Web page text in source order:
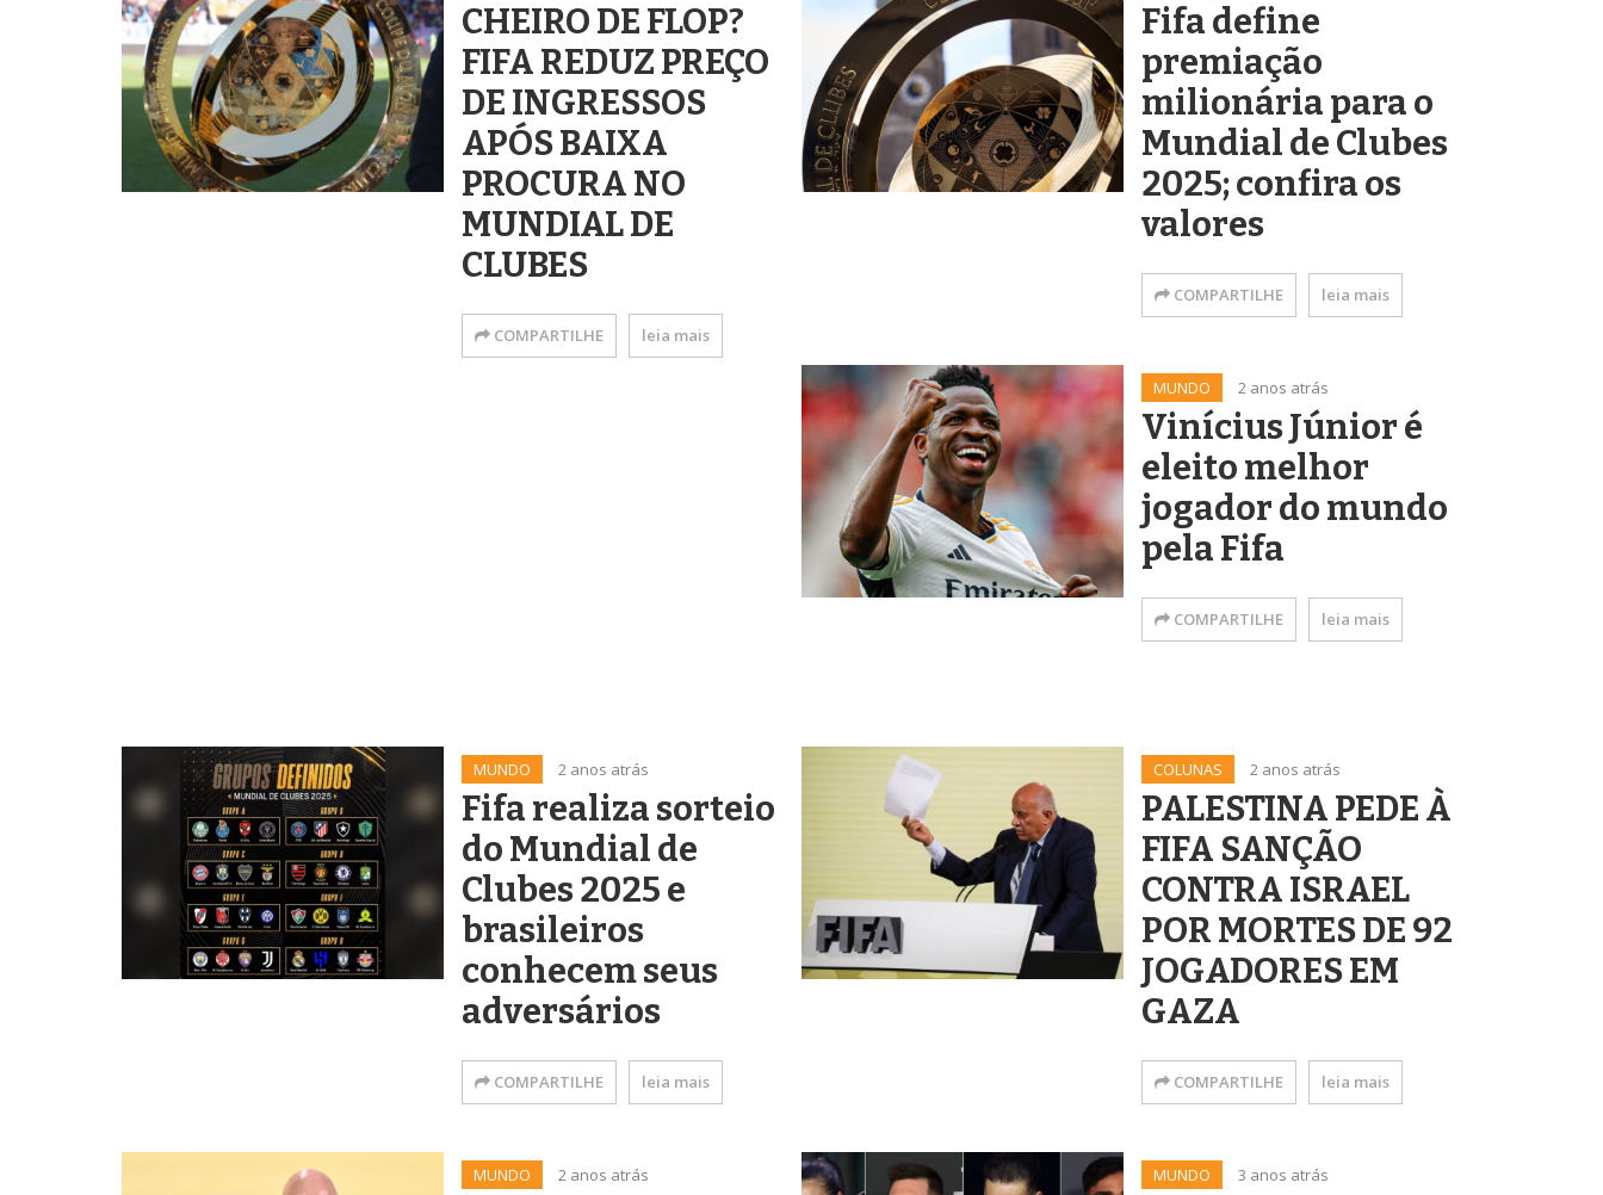
CHEIRO DE FLOP?
FIFA REDUZ PREÇO
DE INGRESSOS
APÓS BAIXA
PROCURA NO
MUNDIAL DE
CLUBES
COMPARTILHE leia mais
Fifa define
premiação
milionária para o
Mundial de Clubes
2025; confira os
valores
COMPARTILHE leia mais
MUNDO 2 anos atrás
Vinícius Júnior é
eleito melhor
jogador do mundo
pela Fifa
COMPARTILHE leia mais
MUNDO 2 anos atrás
Fifa realiza sorteio
do Mundial de
Clubes 2025 e
brasileiros
conhecem seus
adversários
COMPARTILHE leia mais
COLUNAS 2 anos atrás
PALESTINA PEDE À
FIFA SANÇÃO
CONTRA ISRAEL
POR MORTES DE 92
JOGADORES EM
GAZA
COMPARTILHE leia mais
MUNDO 2 anos atrás MUNDO 3 anos atrás